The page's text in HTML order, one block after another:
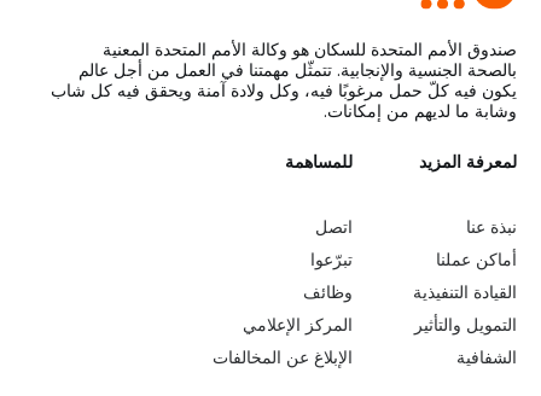
صندوق الأمم المتحدة للسكان هو وكالة الأمم المتحدة المعنية
بالصحة الجنسية والإنجابية. تتمثّل مهمتنا في العمل من أجل عالم
يكون فيه كلّ حمل مرغوبًا فيه، وكل ولادة آمنة ويحقق فيه كل شاب
وشابة ما لديهم من إمكانات.
L
e
a
r
n
لمعرفة المزيد
نبذة عنا
أماكن عملنا
القيادة التنفيذية
التمويل والتأثير
الشفافية
G
o
b
e
y
للمساهمة
اتصل
تبرّعوا
وظائف
المركز الإعلامي
الإبلاغ عن المخالفات